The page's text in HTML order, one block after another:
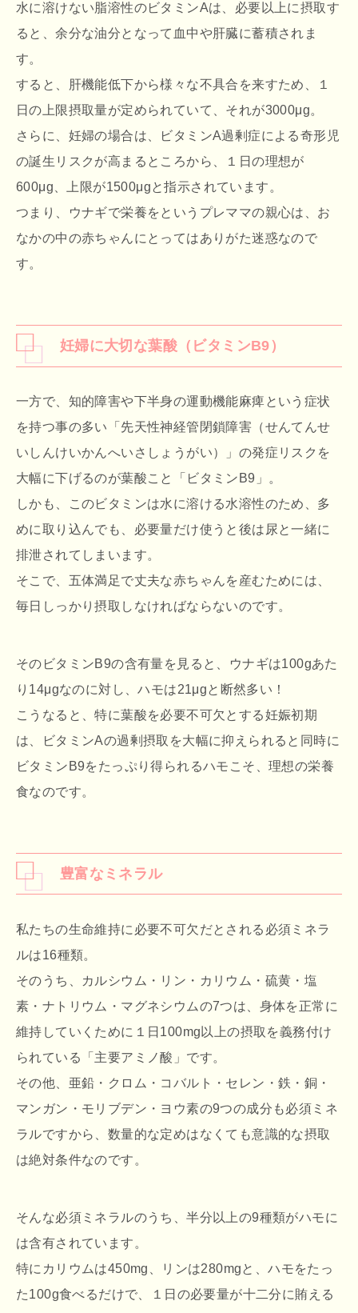
水に溶けない脂溶性のビタミンAは、必要以上に摂取す
ると、余分な油分となって血中や肝臓に蓄積されま
す。
すると、肝機能低下から様々な不具合を来すため、１
日の上限摂取量が定められていて、それが3000μg。
さらに、妊婦の場合は、ビタミンA過剰症による奇形児
の誕生リスクが高まるところから、１日の理想が
600μg、上限が1500μgと指示されています。
つまり、ウナギで栄養をというプレママの親心は、お
なかの中の赤ちゃんにとってはありがた迷惑なので
す。
妊婦に大切な葉酸（ビタミンB9）
一方で、知的障害や下半身の運動機能麻痺という症状
を持つ事の多い「先天性神経管閉鎖障害（せんてんせ
いしんけいかんへいさしょうがい）」の発症リスクを
大幅に下げるのが葉酸こと「ビタミンB9」。
しかも、このビタミンは水に溶ける水溶性のため、多
めに取り込んでも、必要量だけ使うと後は尿と一緒に
排泄されてしまいます。
そこで、五体満足で丈夫な赤ちゃんを産むためには、
毎日しっかり摂取しなければならないのです。
そのビタミンB9の含有量を見ると、ウナギは100gあた
り14μgなのに対し、ハモは21μgと断然多い！
こうなると、特に葉酸を必要不可欠とする妊娠初期
は、ビタミンAの過剰摂取を大幅に抑えられると同時に
ビタミンB9をたっぷり得られるハモこそ、理想の栄養
食なのです。
豊富なミネラル
私たちの生命維持に必要不可欠だとされる必須ミネラ
ルは16種類。
そのうち、カルシウム・リン・カリウム・硫黄・塩
素・ナトリウム・マグネシウムの7つは、身体を正常に
維持していくために１日100mg以上の摂取を義務付け
られている「主要アミノ酸」です。
その他、亜鉛・クロム・コバルト・セレン・鉄・銅・
マンガン・モリブデン・ヨウ素の9つの成分も必須ミネ
ラルですから、数量的な定めはなくても意識的な摂取
は絶対条件なのです。
そんな必須ミネラルのうち、半分以上の9種類がハモに
は含有されています。
特にカリウムは450mg、リンは280mgと、ハモをたっ
た100g食べるだけで、１日の必要量が十二分に賄える